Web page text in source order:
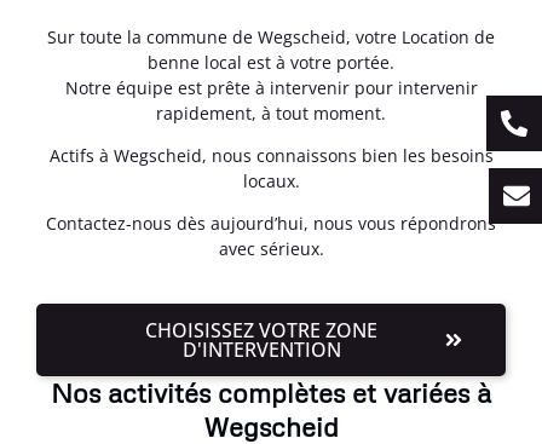
Sur toute la commune de Wegscheid, votre Location de
benne local est à votre portée.
Notre équipe est prête à intervenir pour intervenir
rapidement, à tout moment.
Actifs à Wegscheid, nous connaissons bien les besoins
locaux.
Contactez-nous dès aujourd’hui, nous vous répondrons
avec sérieux.
CHOISISSEZ VOTRE ZONE
D'INTERVENTION
Nos activités complètes et variées à
Wegscheid